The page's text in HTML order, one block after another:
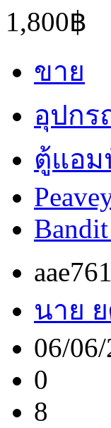
1,800฿
ขาย
อุปกร
ตู้แอม
นาย
06/
0
8